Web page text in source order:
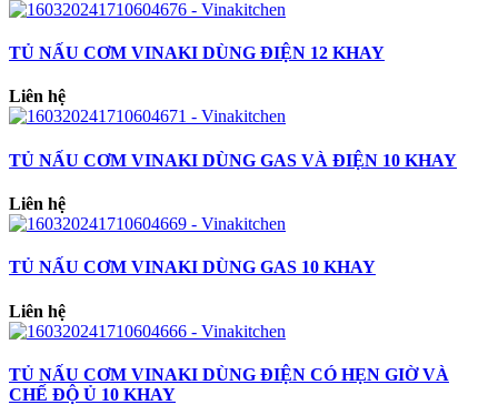
TỦ NẤU CƠM VINAKI DÙNG ĐIỆN 12 KHAY
Liên hệ
TỦ NẤU CƠM VINAKI DÙNG GAS VÀ ĐIỆN 10 KHAY
Liên hệ
TỦ NẤU CƠM VINAKI DÙNG GAS 10 KHAY
Liên hệ
TỦ NẤU CƠM VINAKI DÙNG ĐIỆN CÓ HẸN GIỜ VÀ
CHẾ ĐỘ Ủ 10 KHAY